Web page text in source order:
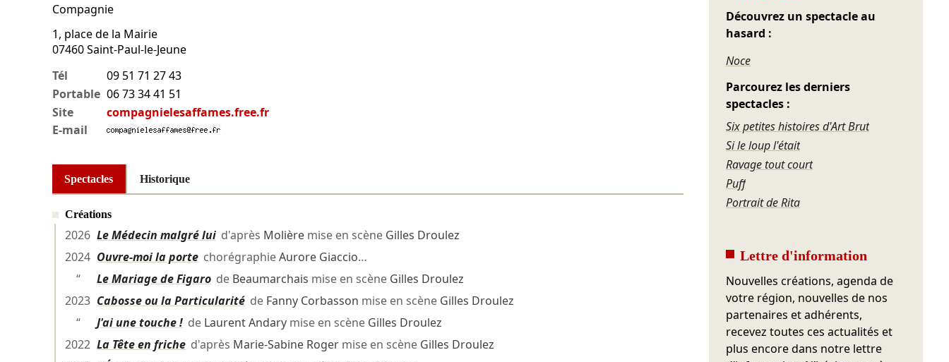
Compagnie
1, place de la Mairie
07460 Saint-Paul-le-Jeune
Tél
09 51 71 27 43
Portable 06 73 34 41 51
Site
compagnielesaffames.free.fr
E-mail
Spectacles Historique
Créations
2026 Le Médecin malgré lui d'après Molière mise en scène Gilles Droulez
2024 Ouvre-moi la porte chorégraphieAurore Giaccio…
“
Le Mariage de Figaro de Beaumarchais mise en scène Gilles Droulez
2023 Cabosse ou la Particularité de Fanny Corbasson mise en scène Gilles Droulez
“
J'ai une touche ! de Laurent Andary mise en scène Gilles Droulez
2022 La Tête en friche d'après Marie-Sabine Roger mise en scène Gilles Droulez
Découvrez un spectacle au
hasard :
Noce
Parcourez les derniers
spectacles :
Six petites histoires d'Art Brut
Si le loup l'était
Ravage tout court
Puff
Portrait de Rita
Lettre d'information
Nouvelles créations, agenda de
votre région, nouvelles de nos
partenaires et adhérents,
recevez toutes ces actualités et
plus encore dans notre lettre